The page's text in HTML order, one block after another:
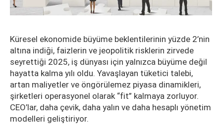
Küresel ekonomide büyüme beklentilerinin yüzde 2’nin
altına indiği, faizlerin ve jeopolitik risklerin zirvede
seyrettiği 2025, iş dünyası için yalnızca büyüme değil
hayatta kalma yılı oldu. Yavaşlayan tüketici talebi,
artan maliyetler ve öngörülemez piyasa dinamikleri,
şirketleri operasyonel olarak “fit” kalmaya zorluyor.
CEO’lar, daha çevik, daha yalın ve daha hesaplı yönetim
modelleri geliştiriyor.